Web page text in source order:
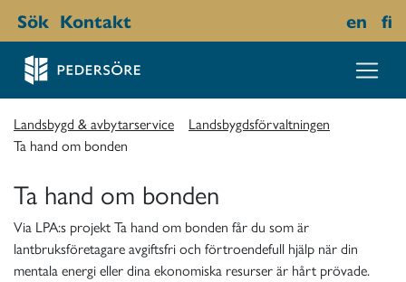
Sök Kontakt en fi
Landsbygd & avbytarservice
Landsbygdsförvaltningen
Ta hand om bonden
Ta hand om bonden
Via LPA:s projekt Ta hand om bonden får du som är
lantbruksföretagare avgiftsfri och förtroendefull hjälp när din
mentala energi eller dina ekonomiska resurser är hårt prövade.